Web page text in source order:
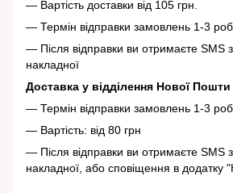
— Вартість доставки від 105 грн.
— Термін відправки замовлень 1-3
— Після відправки ви отримаєте SMS
накладної
Доставка у відділення Нової Пошти
— Термін відправки замовлень 1-3
— Вартість: від 80 грн
— Після відправки ви отримаєте SMS
накладної, або сповіщення в додатку